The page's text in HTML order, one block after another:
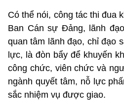
Có thể nói, công tác thi đua
Ban Cán sự Đảng, lãnh
quan tâm lãnh đạo, chỉ đạo
lực, là đòn bẩy để khuyến
công chức, viên chức và
ngành quyết tâm, nỗ lực
sắc nhiệm vụ được giao.